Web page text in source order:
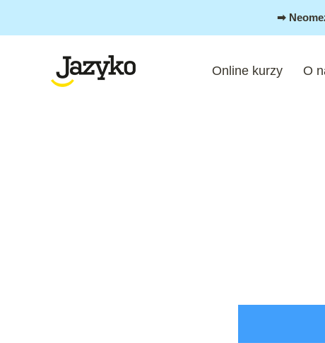
➡︎
Online kurzy O